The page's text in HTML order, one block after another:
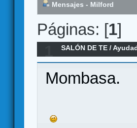
Mensajes - Milford
Páginas: [1]
SALÓN DE TE /
económico a 2
Mombasa.